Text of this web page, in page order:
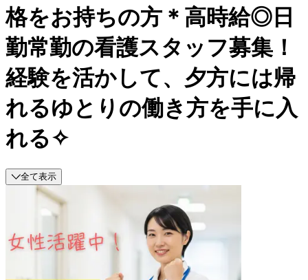
格をお持ちの方＊高時給◎日
勤常勤の看護スタッフ募集！
経験を活かして、夕方には帰
れるゆとりの働き方を手に入
れる✧
全て表示